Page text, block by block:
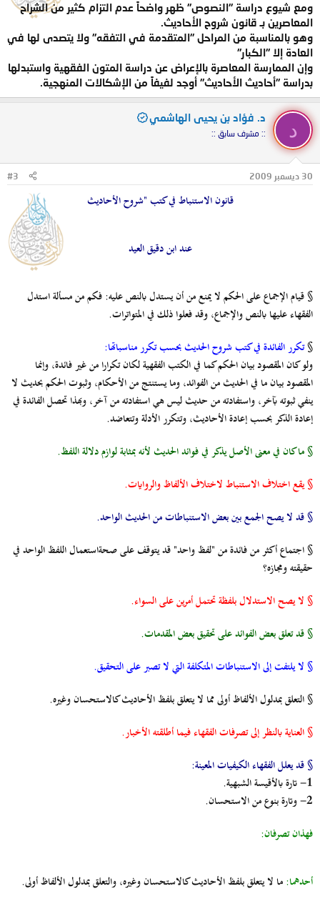
ومع شيوع دراسة "النصوص" ظهر واضحاً عدم التزام كثير من الشراح
المعاصرين بـ قانون شروح الأحاديث.
وهو بالمناسبة من المراحل "المتقدمة في التفقه" ولا يتصدى لها في
العادة إلا "الكبار"
وإن الممارسة المعاصرة بالإعراض عن دراسة المتون الفقهية واستبدلها
بدراسة "أحاديث الأحاديث" أوجد لفيفاً من الإشكالات المنهجية.
د
د. فؤاد بن يحيى الهاشمي
:: مشرف سابق ::
30 ديسمبر 2009 #3
قانون الاستنباط في كتب "شروح الأحاديث
عند ابن دقيق العيد
§ قيام الإجماع على الحكم لا يمنع من أن يستدل بالنص عليه: فكم من مسألة استدل
الفقهاء عليها بالنص والإجماع، وقد فعلوا ذلك في المتواترات.
§تكرر الفائدة في كتب شروح الحديث بحسب تكرر مناسباتها:
ولو كان المقصود بيان الحكم كما في الكتب الفقهية لكان تكرارا من غير فائدة، وإنما
المقصود بيان ما في الحديث من الفوائد، وما يستنتج من الأحكام، وثبوت الحكم بحديث لا
ينفي ثبوته بآخر، واستفادته من حديث ليس هي استفادته من آخر، وبهذا تحصل الفائدة في
إعادة الذكر بحسب إعادة الأحاديث، وتتكرر الأدلة وتتعاضد.
§ ما كان في معنى الأصل يذكر في فوائد الحديث لأنه بمثابة لوازم دلالة اللفظ.
§ يقع اختلاف الاستنباط لاختلاف الألفاظ والروايات.
§ قد لا يصح الجمع بين بعض الاستنباطات من الحديث الواحد.
§ اجتماع أكثر من فائدة من "لفظ واحد" قد يتوقف على صحةاستعمال اللفظ الواحد في
حقيقته ومجازه؟
§ لا يصح الاستدلال بلفظة تحتمل أمرين على السواء.
§ قد تعلق بعض الفوائد على تحقيق بعض المقدمات.
§ لا يلتفت إلى الاستنباطات المتكلفة التي لا تصبر على التحقيق.
§ التعلق بمدلول الألفاظ أولى مما لا يتعلق بلفظ الأحاديث كالاستحسان وغيره.
§ العناية بالنظر إلى تصرفات الفقهاء فيما أطلقته الأخبار.
§ قد يعلل الفقهاء الكيفيات المعينة:
1- تارة بالأقيسة الشبهية.
2- وتارة بنوع من الاستحسان.
فهذان تصرفان:
أحدهما:ما لا يتعلق بلفظ الأحاديث كالاستحسان وغيره، والتعلق بمدلول الألفاظ أولى.